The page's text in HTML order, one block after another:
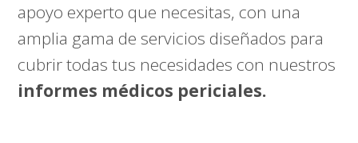
apoyo experto que necesitas, con una
amplia gama de servicios diseñados para
cubrir todas tus necesidades con nuestros
informes médicos periciales.